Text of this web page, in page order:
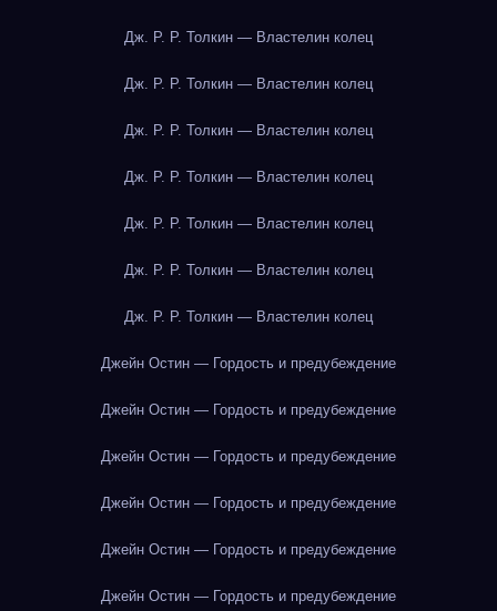
Дж. Р. Р. Толкин — Властелин колец
Дж. Р. Р. Толкин — Властелин колец
Дж. Р. Р. Толкин — Властелин колец
Дж. Р. Р. Толкин — Властелин колец
Дж. Р. Р. Толкин — Властелин колец
Дж. Р. Р. Толкин — Властелин колец
Дж. Р. Р. Толкин — Властелин колец
Джейн Остин — Гордость и предубеждение
Джейн Остин — Гордость и предубеждение
Джейн Остин — Гордость и предубеждение
Джейн Остин — Гордость и предубеждение
Джейн Остин — Гордость и предубеждение
Джейн Остин — Гордость и предубеждение